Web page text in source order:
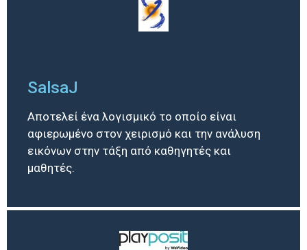
SalsaJ
Αποτελεί ένα λογισμικό το οποίο είναι
αφιερωμένο στον χειρισμό και την ανάλυση
εικόνων στην τάξη από καθηγητές και
μαθητές.